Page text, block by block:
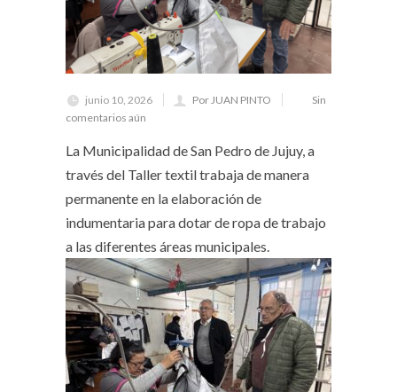
junio 10, 2026 Por JUAN PINTO
Sin
comentarios aún
La Municipalidad de San Pedro de Jujuy, a
través del Taller textil trabaja de manera
permanente en la elaboración de
indumentaria para dotar de ropa de trabajo
a las diferentes áreas municipales.